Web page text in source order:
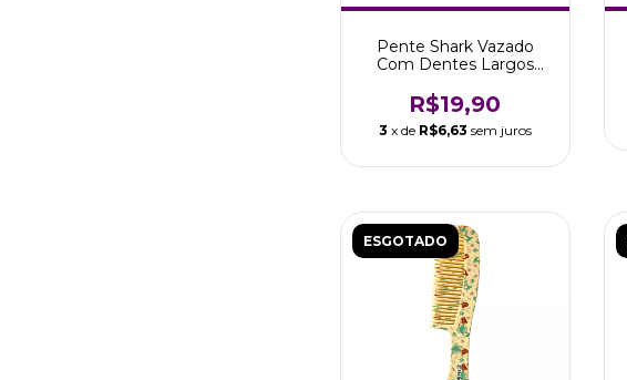
Pente Shark Vazado
Com Dentes Largos
Boni
R$19,90
3 x de R$6,63 sem juros
ESGOTADO